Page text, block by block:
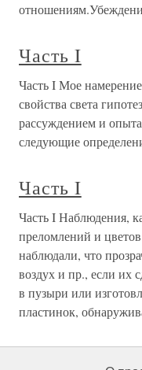
Часть I
Часть I Мое
свойства света
рассуждением и
следующие
Часть I
Часть I Наблюдения,
преломлений и
наблюдали, что
воздух и пр., если их
в пузыри или
пластинок,